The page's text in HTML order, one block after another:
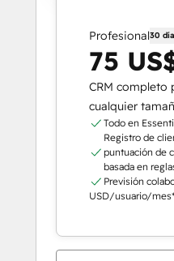
Profesional30
75
CRM completo
cualquier
Todo en
Registro de
puntuación de
basada en
Previsión
USD/usuario/